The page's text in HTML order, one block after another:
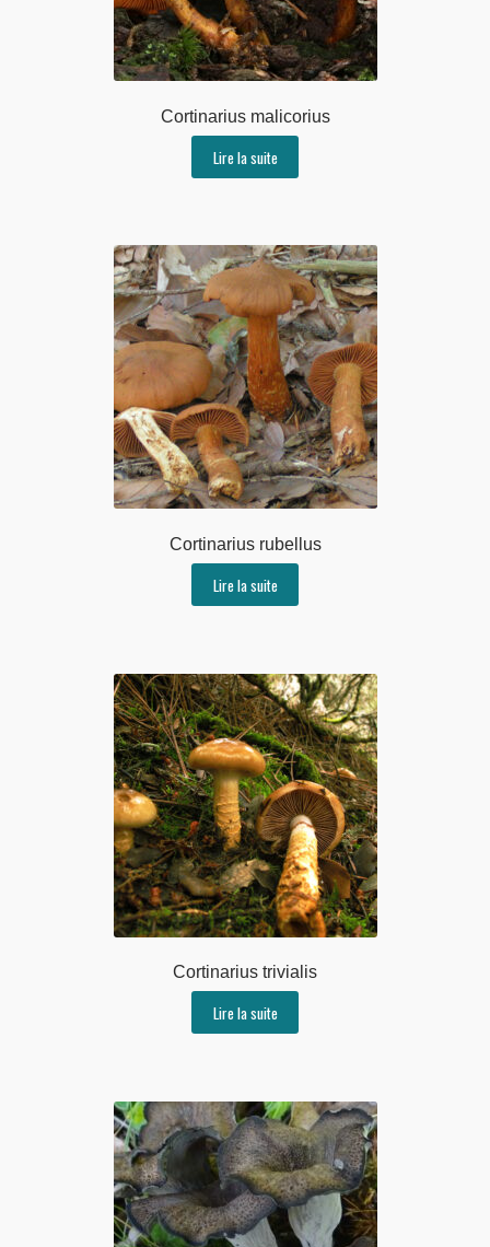
Cortinarius malicorius
Lire la suite
Cortinarius rubellus
Lire la suite
Cortinarius trivialis
Lire la suite